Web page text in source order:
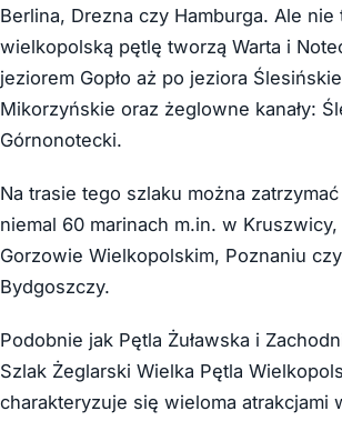
Berlina, Drezna czy Hamburga. Ale nie
wielkopolską pętlę tworzą Warta i
jeziorem Gopło aż po jeziora
Mikorzyńskie oraz żeglowne kanały:
Górnonotecki.
Na trasie tego szlaku można
niemal 60 marinach m.in. w Kruszwicy,
Gorzowie Wielkopolskim, Poznaniu czy
Bydgoszczy.
Podobnie jak Pętla Żuławska i
Szlak Żeglarski Wielka Pętla
charakteryzuje się wieloma atrakcjami